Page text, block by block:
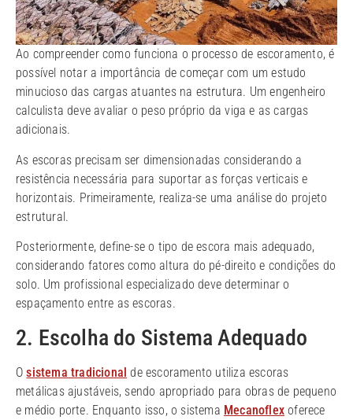
Ao compreender como funciona o processo de escoramento, é
possível notar a importância de começar com um estudo
minucioso das cargas atuantes na estrutura. Um engenheiro
calculista deve avaliar o peso próprio da viga e as cargas
adicionais.
As escoras precisam ser dimensionadas considerando a
resistência necessária para suportar as forças verticais e
horizontais. Primeiramente, realiza-se uma análise do projeto
estrutural.
Posteriormente, define-se o tipo de escora mais adequado,
considerando fatores como altura do pé-direito e condições do
solo. Um profissional especializado deve determinar o
espaçamento entre as escoras.
2. Escolha do Sistema Adequado
Osistema tradicional de escoramento utiliza escoras
metálicas ajustáveis, sendo apropriado para obras de pequeno
e médio porte. Enquanto isso, o sistema Mecanoflex oferece